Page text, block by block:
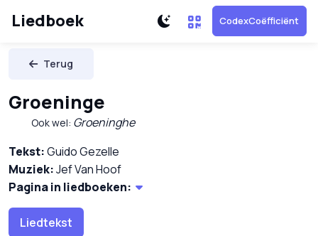
Liedboek CodexCoëfficiënt
Terug
Groeninge
Ook wel: Groeninghe
Tekst:Guido Gezelle
Muziek:Jef Van Hoof
Pagina in liedboeken:
Liedtekst